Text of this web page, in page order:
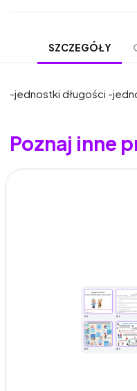
SZCZEGÓŁY
-jednostki długości -
Poznaj inne